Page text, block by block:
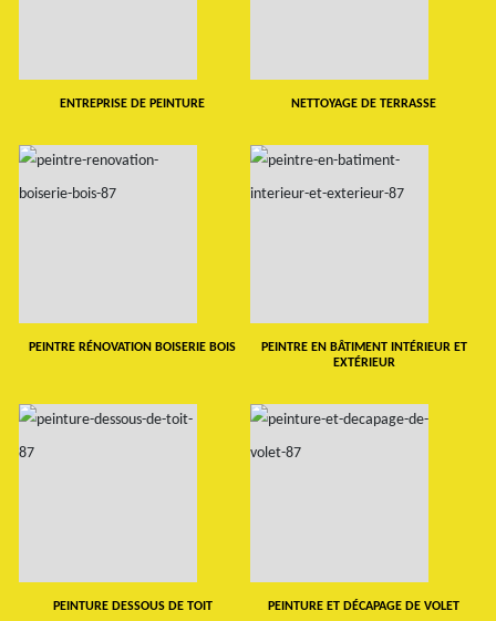
ENTREPRISE DE PEINTURE NETTOYAGE DE TERRASSE
PEINTRE RÉNOVATION BOISERIE BOIS
PEINTRE EN BÂTIMENT INTÉRIEUR ET
EXTÉRIEUR
PEINTURE DESSOUS DE TOIT PEINTURE ET DÉCAPAGE DE VOLET